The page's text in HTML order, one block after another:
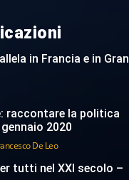
in Francia e in Gran
raccontare la politica
2020
De Leo
tutti nel XXI secolo –